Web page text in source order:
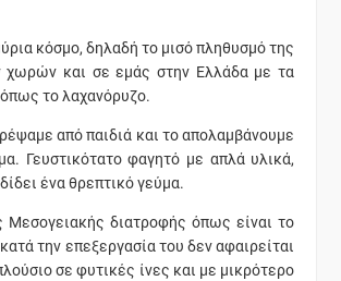
κόσμο, δηλαδή το μισό πληθυσμό της
χωρών και σε εμάς στην Ελλάδα με τα
το λαχανόρυζο.
από παιδιά και το απολαμβάνουμε
Γευστικότατο φαγητό με απλά υλικά,
ένα θρεπτικό γεύμα.
Μεσογειακής διατροφής όπως είναι το
την επεξεργασία του δεν αφαιρείται
σε φυτικές ίνες και με μικρότερο